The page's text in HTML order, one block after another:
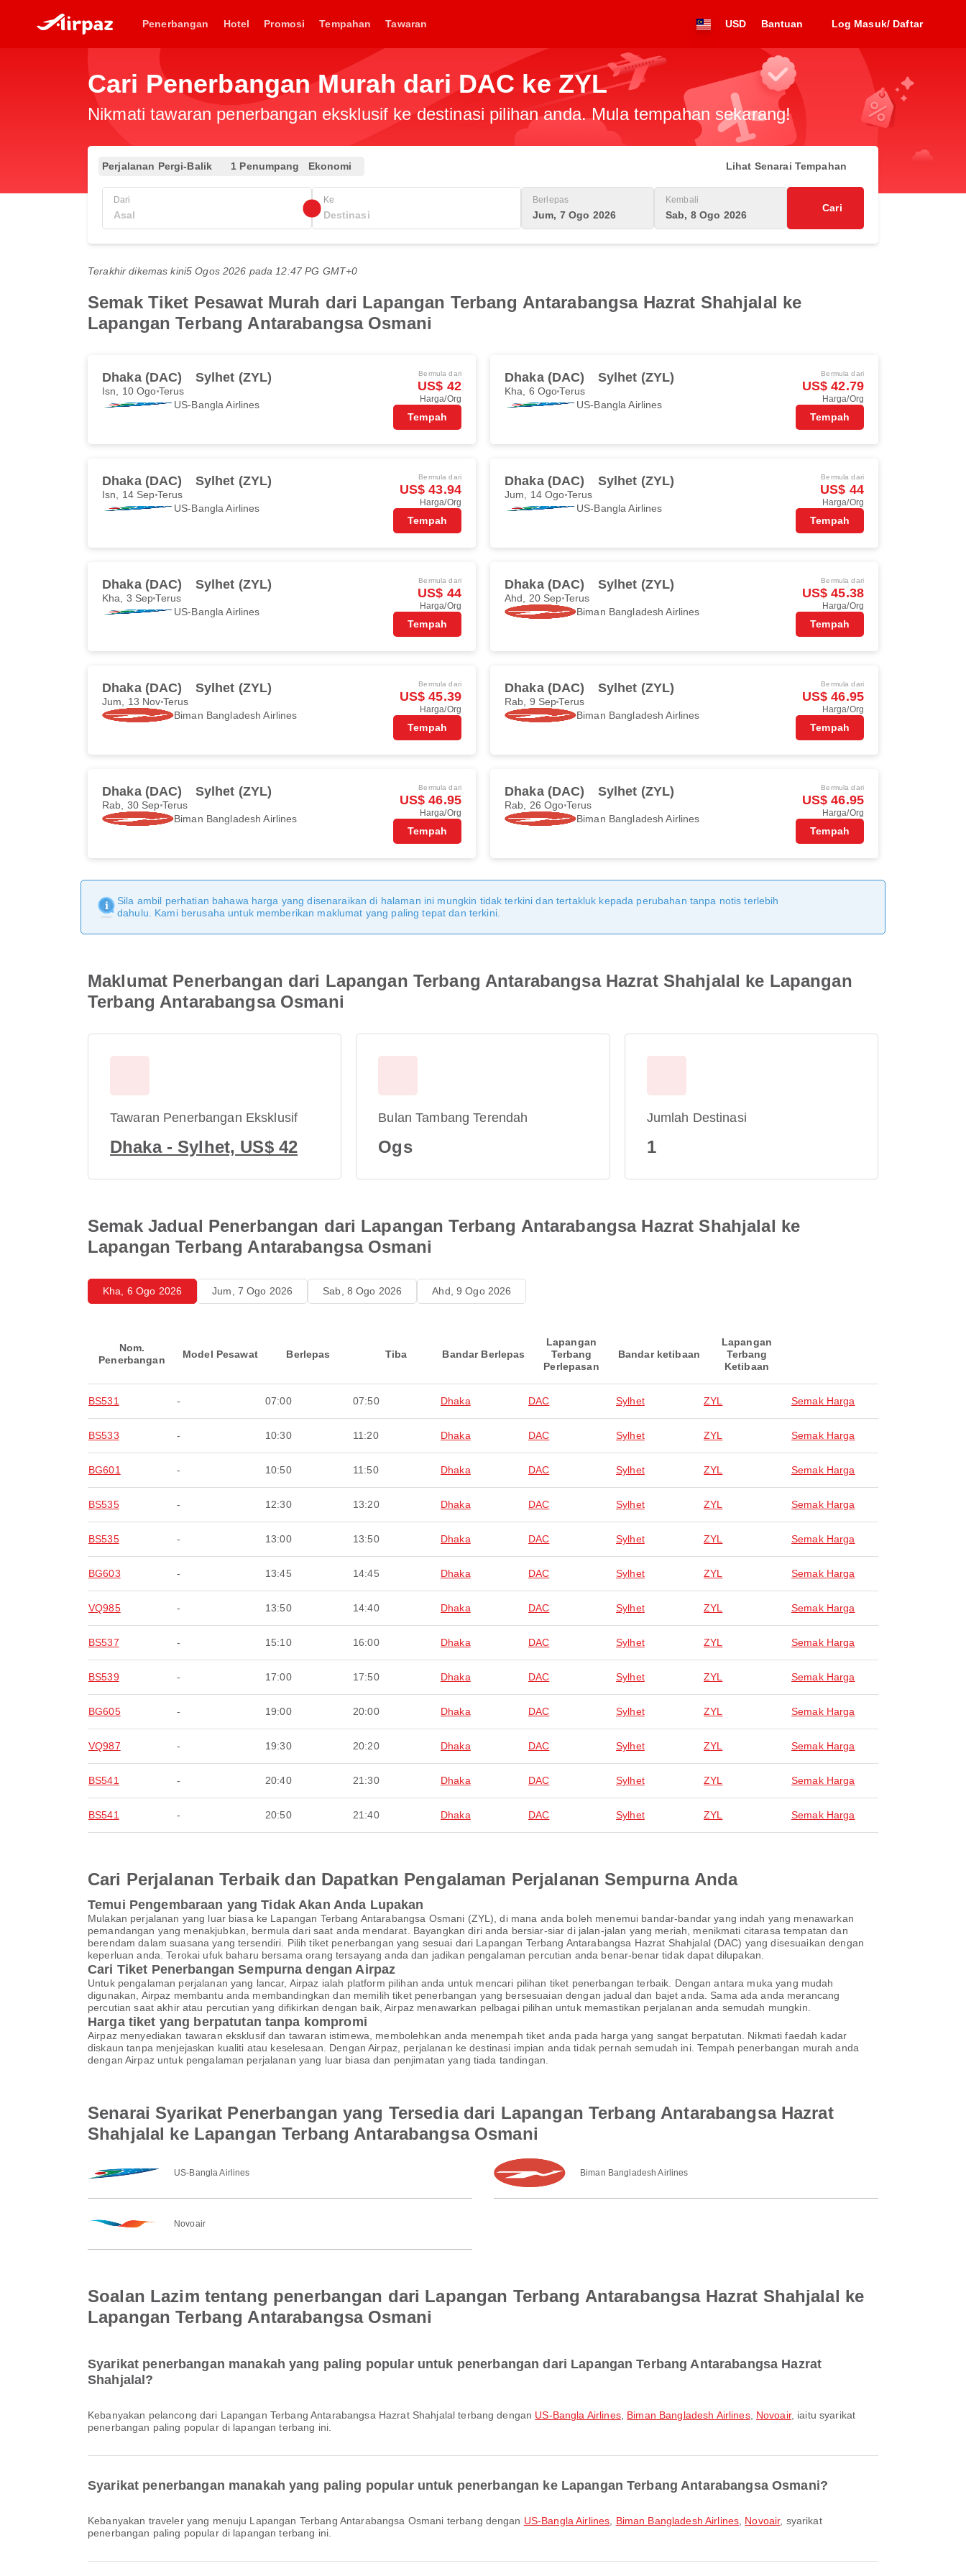
Penerbangan Hotel Promosi Tempahan Tawaran USD Bantuan Log Masuk/ Daftar
Cari Penerbangan Murah dari DAC ke ZYL
Nikmati tawaran penerbangan eksklusif ke destinasi pilihan anda. Mula tempahan sekarang!
Perjalanan Pergi-Balik 1 Penumpang Ekonomi Lihat Senarai Tempahan
Dari Ke Berlepas
Jum, 7 Ogo 2026
Kembali
Sab, 8 Ogo 2026
Cari
Terakhir dikemas kini5 Ogos 2026 pada 12:47 PG GMT+0
Semak Tiket Pesawat Murah dari Lapangan Terbang Antarabangsa Hazrat Shahjalal ke
Lapangan Terbang Antarabangsa Osmani
Dhaka (DAC) Sylhet (ZYL)
Isn, 10 Ogo Terus
US-Bangla Airlines
Bermula dari
US$ 42
Harga/Org
Tempah
Dhaka (DAC) Sylhet (ZYL)
Kha, 6 OgoTerus
US-Bangla Airlines
Bermula dari
US$ 42.79
Harga/Org
Tempah
Dhaka (DAC) Sylhet (ZYL)
Isn, 14 Sep Terus
US-Bangla Airlines
Bermula dari
US$ 43.94
Harga/Org
Tempah
Dhaka (DAC) Sylhet (ZYL)
Jum, 14 Ogo Terus
US-Bangla Airlines
Bermula dari
US$ 44
Harga/Org
Tempah
Dhaka (DAC) Sylhet (ZYL)
Kha, 3 SepTerus
US-Bangla Airlines
Bermula dari
US$ 44
Harga/Org
Tempah
Dhaka (DAC) Sylhet (ZYL)
Ahd, 20 Sep Terus
Biman Bangladesh Airlines
Bermula dari
US$ 45.38
Harga/Org
Tempah
Dhaka (DAC) Sylhet (ZYL)
Jum, 13 Nov Terus
Biman Bangladesh Airlines
Bermula dari
US$ 45.39
Harga/Org
Tempah
Dhaka (DAC) Sylhet (ZYL)
Rab, 9 SepTerus
Biman Bangladesh Airlines
Bermula dari
US$ 46.95
Harga/Org
Tempah
Dhaka (DAC) Sylhet (ZYL)
Rab, 30 Sep Terus
Biman Bangladesh Airlines
Bermula dari
US$ 46.95
Harga/Org
Tempah
Dhaka (DAC) Sylhet (ZYL)
Rab, 26 Ogo Terus
Biman Bangladesh Airlines
Bermula dari
US$ 46.95
Harga/Org
Tempah
Sila ambil perhatian bahawa harga yang disenaraikan di halaman ini mungkin tidak terkini dan tertakluk kepada perubahan tanpa notis terlebih
dahulu. Kami berusaha untuk memberikan maklumat yang paling tepat dan terkini.
Maklumat Penerbangan dari Lapangan Terbang Antarabangsa Hazrat Shahjalal ke Lapangan
Terbang Antarabangsa Osmani
Tawaran Penerbangan Eksklusif
Dhaka - Sylhet, US$ 42
Bulan Tambang Terendah
Ogs
Jumlah Destinasi
1
Semak Jadual Penerbangan dari Lapangan Terbang Antarabangsa Hazrat Shahjalal ke
Lapangan Terbang Antarabangsa Osmani
Kha, 6 Ogo 2026 Jum, 7 Ogo 2026 Sab, 8 Ogo 2026 Ahd, 9 Ogo 2026
Nom.
Penerbangan
Model Pesawat Berlepas Tiba Bandar Berlepas
Lapangan
Terbang
Perlepasan
Bandar ketibaan
Lapangan
Terbang
Ketibaan
BS531 - 07:00 07:50 Dhaka DAC Sylhet ZYL Semak Harga
BS533 - 10:30 11:20 Dhaka DAC Sylhet ZYL Semak Harga
BG601 - 10:50 11:50 Dhaka DAC Sylhet ZYL Semak Harga
BS535 - 12:30 13:20 Dhaka DAC Sylhet ZYL Semak Harga
BS535 - 13:00 13:50 Dhaka DAC Sylhet ZYL Semak Harga
BG603 - 13:45 14:45 Dhaka DAC Sylhet ZYL Semak Harga
VQ985 - 13:50 14:40 Dhaka DAC Sylhet ZYL Semak Harga
BS537 - 15:10 16:00 Dhaka DAC Sylhet ZYL Semak Harga
BS539 - 17:00 17:50 Dhaka DAC Sylhet ZYL Semak Harga
BG605 - 19:00 20:00 Dhaka DAC Sylhet ZYL Semak Harga
VQ987 - 19:30 20:20 Dhaka DAC Sylhet ZYL Semak Harga
BS541 - 20:40 21:30 Dhaka DAC Sylhet ZYL Semak Harga
BS541 - 20:50 21:40 Dhaka DAC Sylhet ZYL Semak Harga
Cari Perjalanan Terbaik dan Dapatkan Pengalaman Perjalanan Sempurna Anda
Temui Pengembaraan yang Tidak Akan Anda Lupakan
Mulakan perjalanan yang luar biasa ke Lapangan Terbang Antarabangsa Osmani (ZYL), di mana anda boleh menemui bandar-bandar yang indah yang menawarkan
pemandangan yang menakjubkan, bermula dari saat anda mendarat. Bayangkan diri anda bersiar-siar di jalan-jalan yang meriah, menikmati citarasa tempatan dan
berendam dalam suasana yang tersendiri. Pilih tiket penerbangan yang sesuai dari Lapangan Terbang Antarabangsa Hazrat Shahjalal (DAC) yang disesuaikan dengan
keperluan anda. Terokai ufuk baharu bersama orang tersayang anda dan jadikan pengalaman percutian anda benar-benar tidak dapat dilupakan.
Cari Tiket Penerbangan Sempurna dengan Airpaz
Untuk pengalaman perjalanan yang lancar, Airpaz ialah platform pilihan anda untuk mencari pilihan tiket penerbangan terbaik. Dengan antara muka yang mudah
digunakan, Airpaz membantu anda membandingkan dan memilih tiket penerbangan yang bersesuaian dengan jadual dan bajet anda. Sama ada anda merancang
percutian saat akhir atau percutian yang difikirkan dengan baik, Airpaz menawarkan pelbagai pilihan untuk memastikan perjalanan anda semudah mungkin.
Harga tiket yang berpatutan tanpa kompromi
Airpaz menyediakan tawaran eksklusif dan tawaran istimewa, membolehkan anda menempah tiket anda pada harga yang sangat berpatutan. Nikmati faedah kadar
diskaun tanpa menjejaskan kualiti atau keselesaan. Dengan Airpaz, perjalanan ke destinasi impian anda tidak pernah semudah ini. Tempah penerbangan murah anda
dengan Airpaz untuk pengalaman perjalanan yang luar biasa dan penjimatan yang tiada tandingan.
Senarai Syarikat Penerbangan yang Tersedia dari Lapangan Terbang Antarabangsa Hazrat
Shahjalal ke Lapangan Terbang Antarabangsa Osmani
US-Bangla Airlines Biman Bangladesh Airlines
Novoair
Soalan Lazim tentang penerbangan dari Lapangan Terbang Antarabangsa Hazrat Shahjalal ke
Lapangan Terbang Antarabangsa Osmani
Syarikat penerbangan manakah yang paling popular untuk penerbangan dari Lapangan Terbang Antarabangsa Hazrat
Shahjalal?
Kebanyakan pelancong dari Lapangan Terbang Antarabangsa Hazrat Shahjalal terbang dengan US-Bangla Airlines, Biman Bangladesh Airlines, Novoair, iaitu syarikat
penerbangan paling popular di lapangan terbang ini.
Syarikat penerbangan manakah yang paling popular untuk penerbangan ke Lapangan Terbang Antarabangsa Osmani?
Kebanyakan traveler yang menuju Lapangan Terbang Antarabangsa Osmani terbang dengan US-Bangla Airlines Biman Bangladesh Airlines Novoair, syarikat
penerbangan paling popular di lapangan terbang ini.